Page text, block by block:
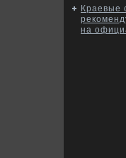
Краевые
на